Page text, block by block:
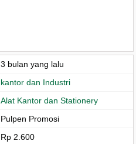
3 bulan yang lalu
kantor dan Industri
Alat Kantor dan Stationery
Pulpen Promosi
Rp 2.600